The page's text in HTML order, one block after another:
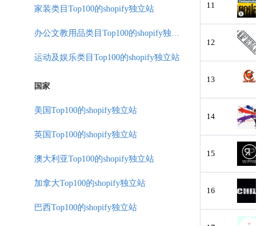
11
12
13
14
15
16
家装类目Top100的shopify独立站
运动及娱乐类目Top100的shopify独立站
国家
美国Top100的shopify独立站
英国Top100的shopify独立站
澳大利亚Top100的shopify独立站
加拿大Top100的shopify独立站
巴西Top100的shopify独立站